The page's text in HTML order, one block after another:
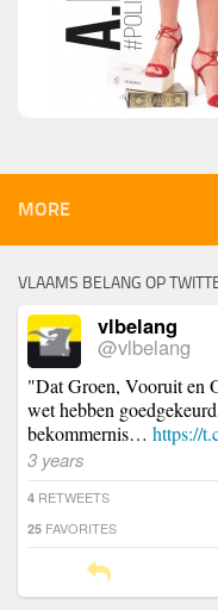
MORE
VLAAMS BELANG OP
vlbelang
@vlbelang
"Dat Groen, Vooruit en
wet hebben
bekommernis… https://
3 years
4 RETWEETS
25 FAVORITES